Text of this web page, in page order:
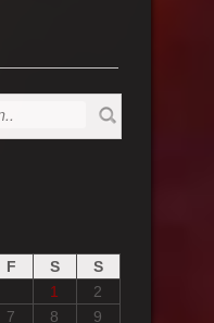
F S
S
1
2
7 8
9